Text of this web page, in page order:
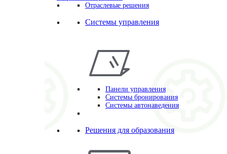
Отраслевые решения
Системы управления
Панели управления
Системы бронирования
Системы автонаведения
Решения для образования